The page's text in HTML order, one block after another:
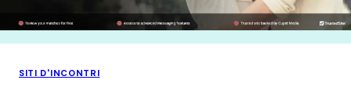
SITI D'INCONTRI